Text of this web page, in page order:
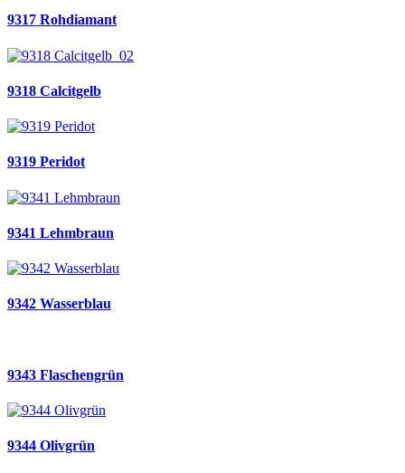
9317 Rohdiamant
9318 Calcitgelb
9319 Peridot
9341 Lehmbraun
9342 Wasserblau
9343 Flaschengrün
9344 Olivgrün